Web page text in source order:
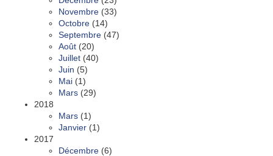
Novembre (33)
Octobre (14)
Septembre (47)
Août (20)
Juillet (40)
Juin (5)
Mai (1)
Mars (29)
2018
Mars (1)
Janvier (1)
2017
Décembre (6)